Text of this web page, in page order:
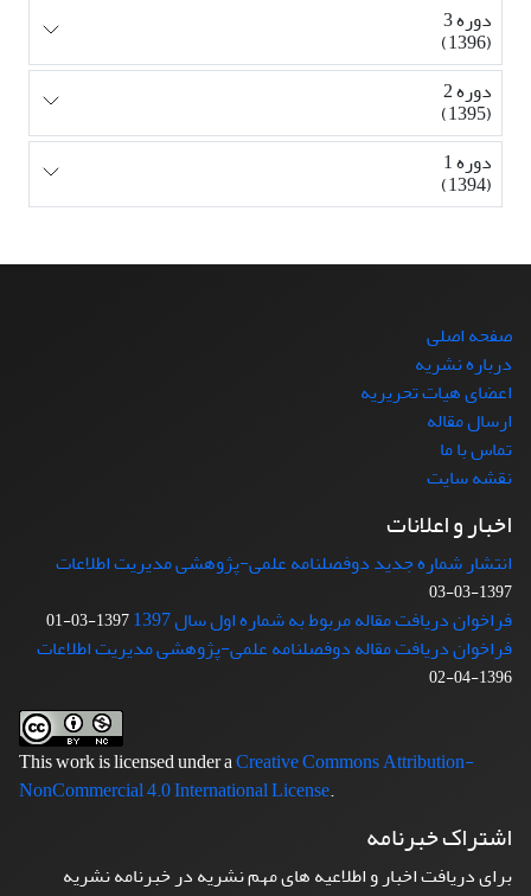
دوره 3
(1396)
دوره 2
(1395)
دوره 1
(1394)
صفحه اصلی
درباره نشریه
اعضای هیات تحریریه
ارسال مقاله
تماس با ما
نقشه سایت
اخبار و اعلانات
انتشار شماره جدید دوفصلنامه علمی-پژوهشی مدیریت اطلاعات
1397-03-03
فراخوان دریافت مقاله مربوط به شماره اول سال 1397 1397-03-01
فراخوان دریافت مقاله دوفصلنامه علمی-پژوهشی مدیریت اطلاعات
1396-04-02
This work is licensed under aCreative Commons Attribution-
NonCommercial 4.0 International License.
اشتراک خبرنامه
برای دریافت اخبار و اطلاعیه های مهم نشریه در خبرنامه نشریه